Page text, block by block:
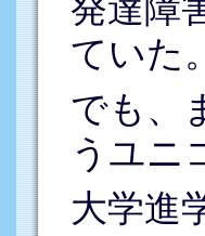
発達障
ていた。
でも、
うユニ
大学進